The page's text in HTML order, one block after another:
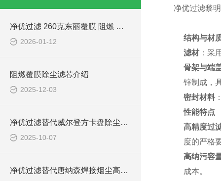
净优过滤 260克东丽覆膜 阻燃 除尘滤筒优势
2026-01-12
阻燃覆膜除尘滤芯介绍
2025-12-03
净优过滤替代威尔登方卡盘除尘滤筒优势
2025-10-07
净优过滤替代唐纳森焊接烟尘高效除尘滤筒优势
净优过滤黎
结构与材
滤材：采
骨架与端
锌制成，
密封材料
性能特点
高精度过
度的严格
高纳污容
成本。